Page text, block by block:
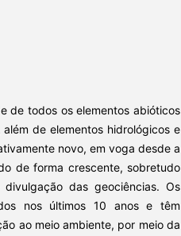
de todos os elementos abióticos
de elementos hidrológicos e
novo, em voga desde a
de forma crescente, sobretudo
das geociências. Os
nos últimos 10 anos e têm
ao meio ambiente, por meio da